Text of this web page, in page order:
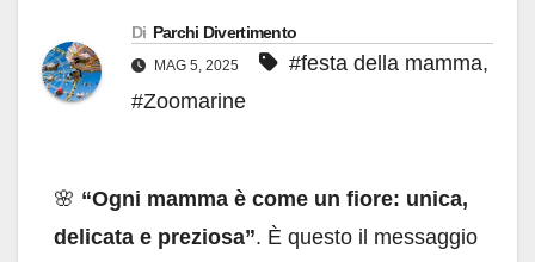
Di Parchi Divertimento
MAG 5, 2025 #festa della mamma,
#Zoomarine
🌸 “Ogni mamma è come un fiore: unica,
delicata e preziosa”. È questo il messaggio